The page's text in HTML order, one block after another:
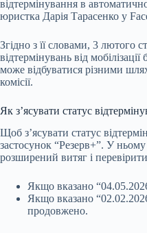
відтермінування в
юристка Дарія Тарасенко у
Згідно з її словами, 3 лютого
відтермінувань від
може відбуватися різними
комісії.
Як з’ясувати статус
Щоб з’ясувати статус
застосунок “Резерв+”. У
розширений витяг і
Якщо вказано
Якщо вказано
продовжено.